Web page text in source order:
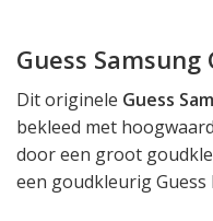
Guess Samsung
Dit originele Guess
bekleed met
door een groot
een goudkleurig Guess